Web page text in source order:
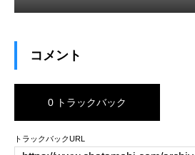
コメント
0 トラックバック
トラックバックURL